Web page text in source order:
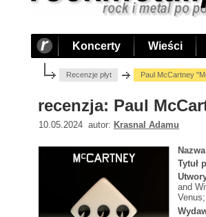
Koncerty Wieści
Recenzje płyt Paul McCartney
recenzja: Paul
10.05.2024 autor: Krasnal Adamu
Tytuł
and